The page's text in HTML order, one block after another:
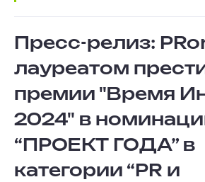
Пресс-релиз:
лауреатом
премии "Время
2024" в
“ПРОЕКТ ГОДА” в
категории “PR и